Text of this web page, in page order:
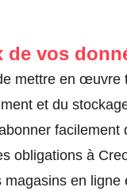
de vos
mettre en
et du
obligations à
en